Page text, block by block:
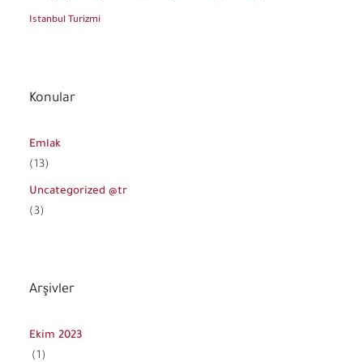
Istanbul Turizmi
Konular
Emlak
(13)
Uncategorized @tr
(3)
Arşivler
Ekim 2023
(1)